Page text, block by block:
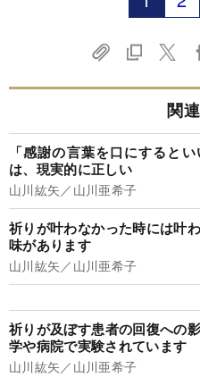
関
「感謝の言葉を口にすると
は、現実的に正しい
山川紘矢／山川亜希子
祈りが叶わなかった時には叶
味があります
山川紘矢／山川亜希子
祈りが及ぼす患者の回復への
学や病院で実験されています
山川紘矢／山川亜希子